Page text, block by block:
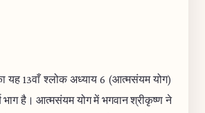
यह 13वाँ श्लोक अध्याय 6 (आत्मसंयम योग)
भाग है। आत्मसंयम योग में भगवान श्रीकृष्ण ने